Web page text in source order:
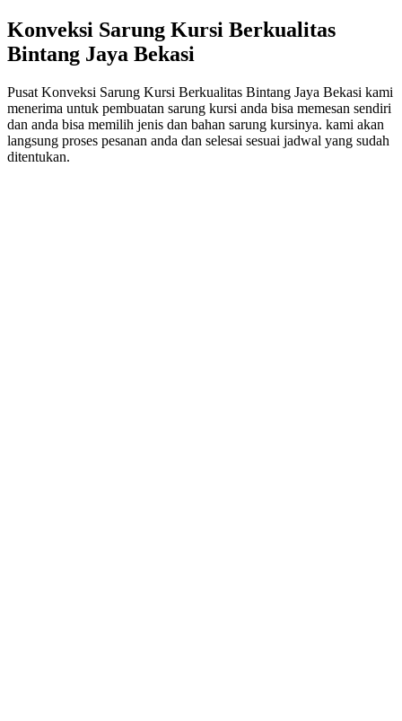
Konveksi Sarung Kursi Berkualitas
Bintang Jaya Bekasi
Pusat Konveksi Sarung Kursi Berkualitas Bintang Jaya Bekasi kami
menerima untuk pembuatan sarung kursi anda bisa memesan sendiri
dan anda bisa memilih jenis dan bahan sarung kursinya. kami akan
langsung proses pesanan anda dan selesai sesuai jadwal yang sudah
ditentukan.